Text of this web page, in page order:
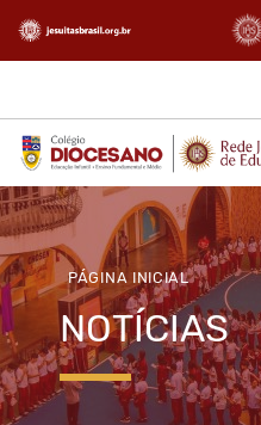
PÁGINA INICIAL
NOTÍCIAS